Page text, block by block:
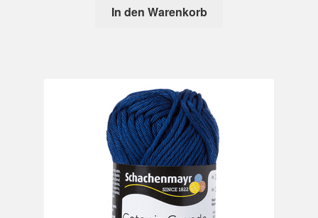
In den Warenkorb